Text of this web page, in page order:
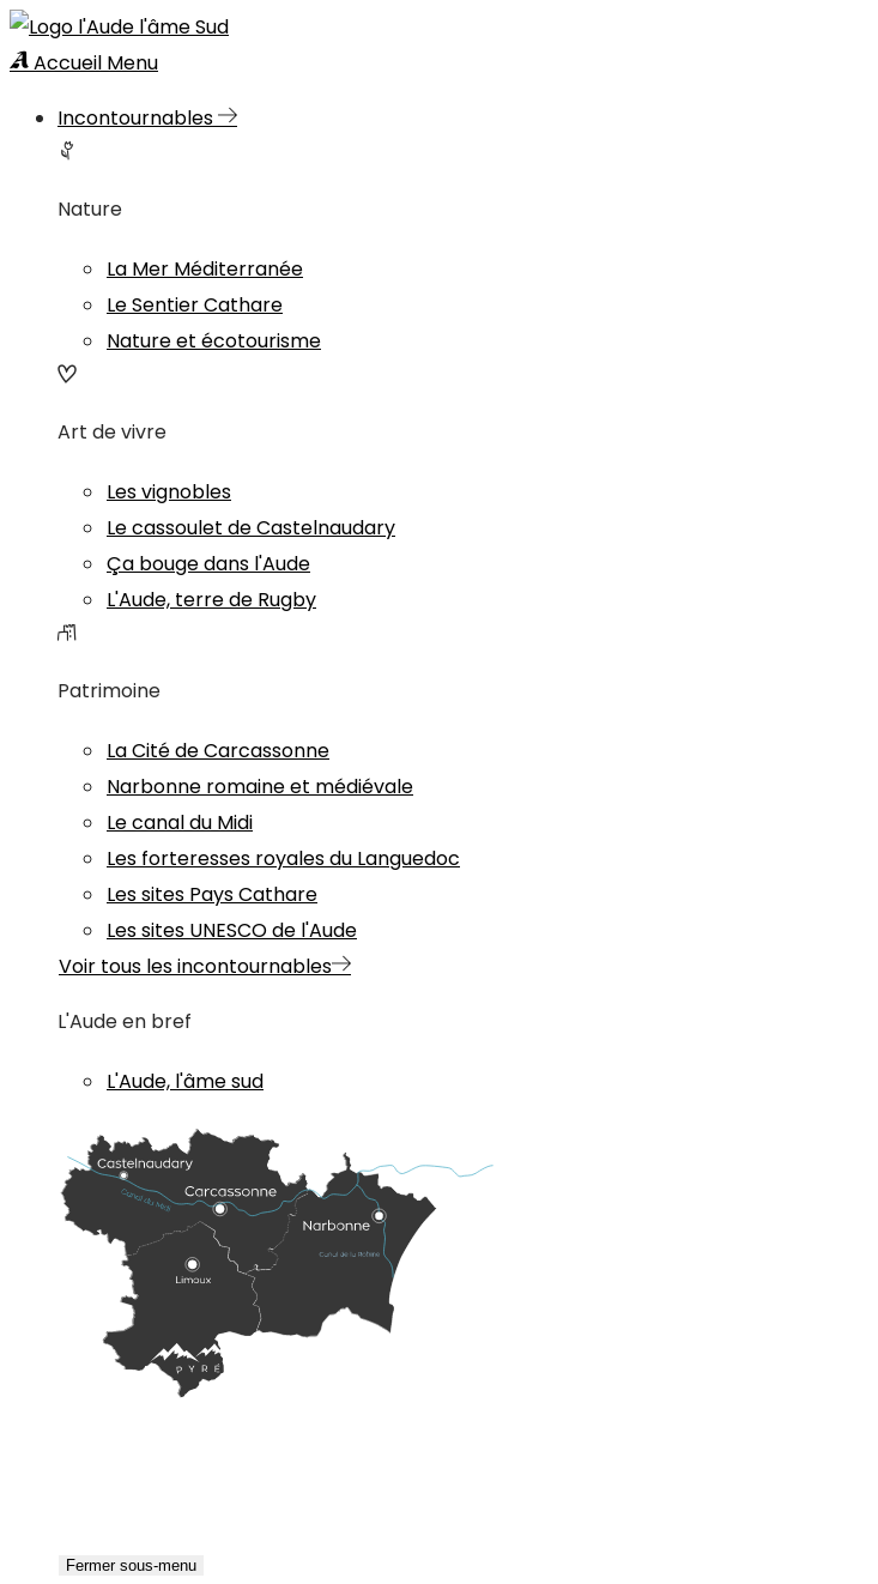
Accueil Menu
Incontournables
Nature
La Mer Méditerranée
Le Sentier Cathare
Nature et écotourisme
Art de vivre
Les vignobles
Le cassoulet de Castelnaudary
Ça bouge dans l'Aude
L'Aude, terre de Rugby
Patrimoine
La Cité de Carcassonne
Narbonne romaine et médiévale
Le canal du Midi
Les forteresses royales du Languedoc
Les sites Pays Cathare
Les sites UNESCO de l'Aude
Voir tous les incontournables
L'Aude en bref
L'Aude, l'âme sud
Fermer sous-menu